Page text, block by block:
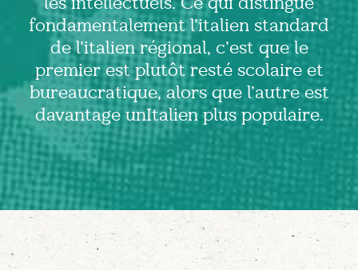
fondamentalement l’italien standard
de l’italien régional, c’est que le
premier est plutôt resté scolaire et
bureaucratique, alors que l’autre est
davantage unItalien plus populaire.